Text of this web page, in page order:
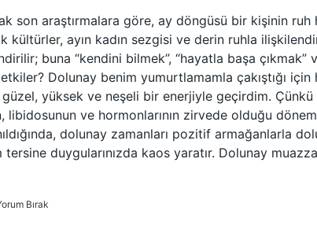
son araştırmalara göre, ay döngüsü bir kişinin ruh
kültürler, ayın kadın sezgisi ve derin ruhla
buna “kendini bilmek”, “hayatla başa çıkmak”
Dolunay benim yumurtlamamla çakıştığı
güzel, yüksek ve neşeli bir enerjiyle geçirdim.
libidosunun ve hormonlarının zirvede olduğu
dolunay zamanları pozitif armağanlarla
tersine duygularınızda kaos yaratır. Dolunay
Bırak